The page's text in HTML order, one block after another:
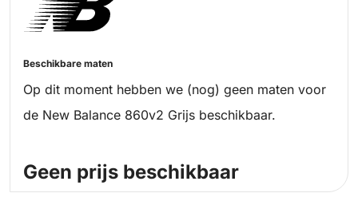
Beschikbare maten
Op dit moment hebben we (nog) geen maten voor
de New Balance 860v2 Grijs beschikbaar.
Geen prijs beschikbaar